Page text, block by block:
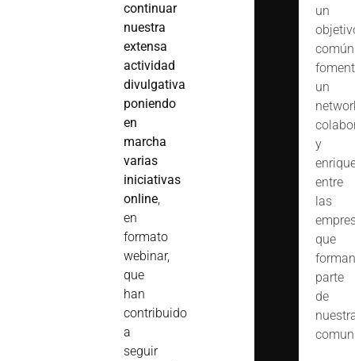
continuar
nuestra
extensa
actividad
divulgativa
poniendo
en
marcha
varias
iniciativas
online,
en
formato
webinar,
que
han
contribuido
a
seguir
un
un
y
entre
las
que
forman
parte
de